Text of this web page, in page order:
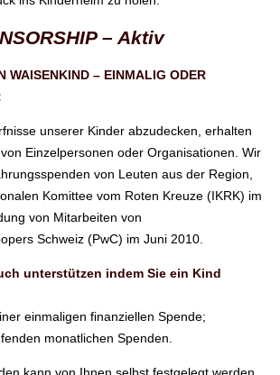
– Aktiv
WAISENKIND – EINMALIG ODER
unserer Kinder abzudecken, erhalten
Einzelpersonen oder Organisationen. Wir
von Leuten aus der Region,
Komittee vom Roten Kreuze (IKRK) im
von Mitarbeiten von
Schweiz (PwC) im Juni 2010.
unterstützen indem Sie ein Kind
einmaligen finanziellen Spende;
monatlichen Spenden.